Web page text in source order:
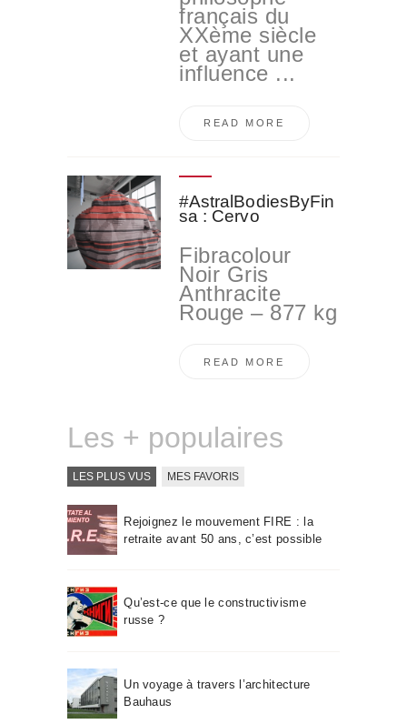
français du
XXème siècle
et ayant une
influence ...
READ MORE
#AstralBodiesByFin
sa : Cervo
Fibracolour
Noir Gris
Anthracite
Rouge – 877 kg
READ MORE
Les + populaires
LES PLUS VUS MES FAVORIS
Rejoignez le mouvement FIRE : la
retraite avant 50 ans, c’est possible
Qu’est-ce que le constructivisme
russe ?
Un voyage à travers l’architecture
Bauhaus